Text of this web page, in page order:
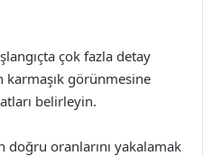
çok fazla detay
karmaşık görünmesine
belirleyin.
doğru oranlarını yakalamak